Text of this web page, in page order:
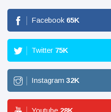
Facebook 65K
Twitter 75K
Instagram 32K
Youtube 28K